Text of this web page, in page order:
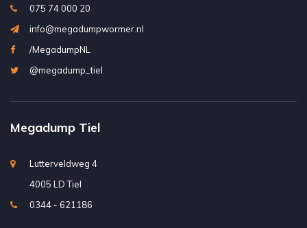
075 74 000 20
info@megadumpwormer.nl
/MegadumpNL
@megadump_tiel
Megadump Tiel
Lutterveldweg 4
4005 LD Tiel
0344 - 621186